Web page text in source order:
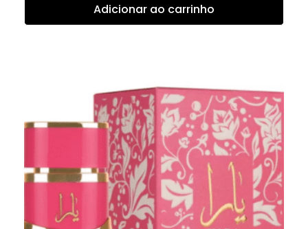
Adicionar ao carrinho